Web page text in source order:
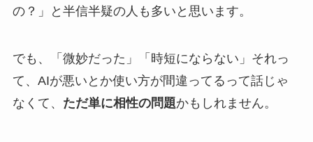
の？」と半信半疑の人も多いと思います。
でも、「微妙だった」「時短にならない」それっ
て、AIが悪いとか使い方が間違ってるって話じゃ
なくて、 ただ単に相性の問題かもしれません。